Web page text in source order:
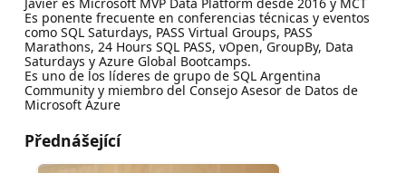
Es ponente frecuente en conferencias técnicas y eventos
como SQL Saturdays, PASS Virtual Groups, PASS
Marathons, 24 Hours SQL PASS, vOpen, GroupBy, Data
Saturdays y Azure Global Bootcamps.
Es uno de los líderes de grupo de SQL Argentina
Community y miembro del Consejo Asesor de Datos de
Microsoft Azure
Přednášející